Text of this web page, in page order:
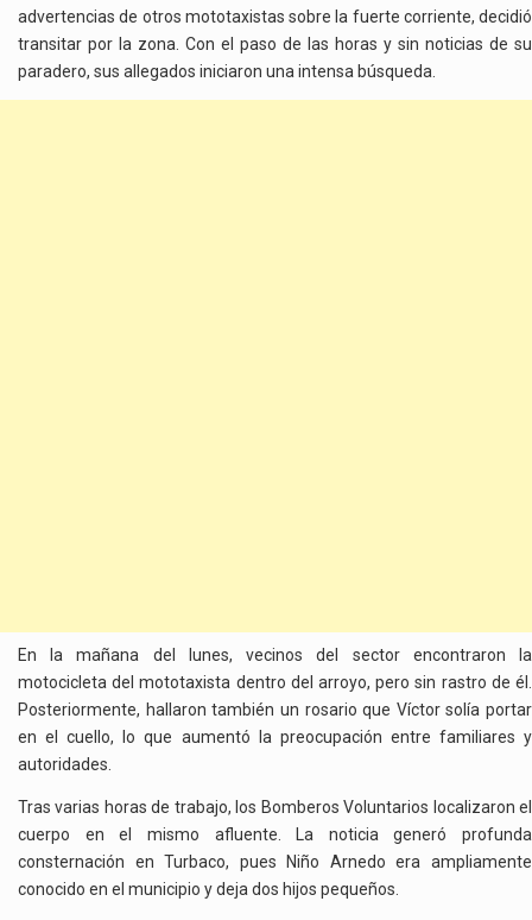
advertencias de otros mototaxistas sobre la fuerte corriente, decidió
transitar por la zona. Con el paso de las horas y sin noticias de su
paradero, sus allegados iniciaron una intensa búsqueda.
En la mañana del lunes, vecinos del sector encontraron la
motocicleta del mototaxista dentro del arroyo, pero sin rastro de él.
Posteriormente, hallaron también un rosario que Víctor solía portar
en el cuello, lo que aumentó la preocupación entre familiares y
autoridades.
Tras varias horas de trabajo, los Bomberos Voluntarios localizaron el
cuerpo en el mismo afluente. La noticia generó profunda
consternación en Turbaco, pues Niño Arnedo era ampliamente
conocido en el municipio y deja dos hijos pequeños.